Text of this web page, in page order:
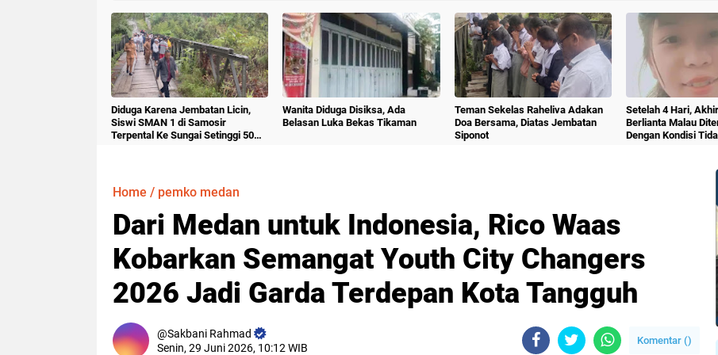
Diduga Karena Jembatan Licin,
Siswi SMAN 1 di Samosir
Terpental Ke Sungai Setinggi 50
Wanita Diduga Disiksa, Ada
Belasan Luka Bekas Tikaman
Teman Sekelas Raheliva Adakan
Doa Bersama, Diatas Jembatan
Siponot
Setelah 4 Hari,
Berlianta Malau
Dengan Kondisi
Home / pemko medan
Dari Medan untuk Indonesia, Rico Waas
Kobarkan Semangat Youth City Changers
2026 Jadi Garda Terdepan Kota Tangguh
Sakbani Rahmad
Senin, 29 Juni 2026, 10:12 WIB
Komentar ()